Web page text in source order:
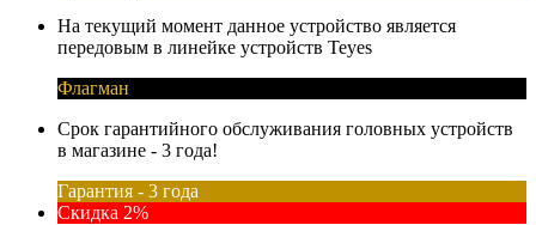
На текущий момент данное устройство является
передовым в линейке устройств Teyes
Флагман
Срок гарантийного обслуживания головных устройств
в магазине - 3 года!
Гарантия - 3 года
Скидка 2%